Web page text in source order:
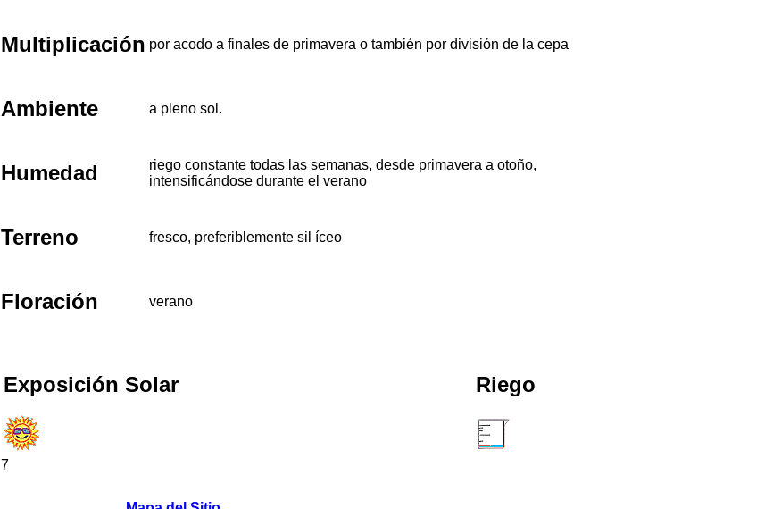
Multiplicación por acodo a finales de primavera o también por división de la cepa
Ambiente a pleno sol.
Humedad
riego constante todas las semanas, desde primavera a otoño,
intensificándose durante el verano
Terreno fresco, preferiblemente sil íceo
Floración verano
Exposición Solar Riego
7